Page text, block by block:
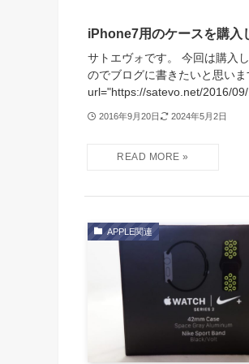
iPhone7用のケースを購
サトエヴォです。 今回は購入
のでブログに書きたいと思い
url="https://satevo.net/2016/
2016年9月20日 2024年5月2日
APPLE関連